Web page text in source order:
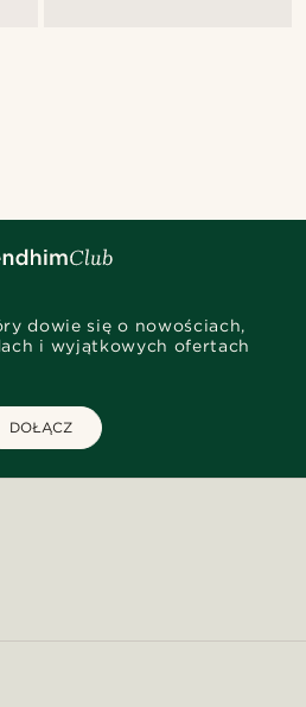
dowie się o nowościach,
i wyjątkowych ofertach
DOŁĄCZ